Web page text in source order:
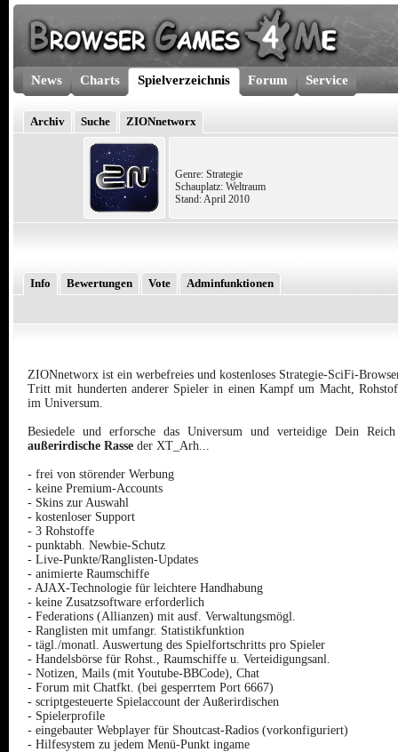
News Charts Spielverzeichnis Forum Service
Archiv Suche ZIONnetworx
Genre: Strategie
Schauplatz: Weltraum
Stand: April 2010
Info Bewertungen Vote Adminfunktionen
ZIONnetworx ist ein werbefreies und kostenloses Strategie-SciFi-
Tritt mit hunderten anderer Spieler in einen Kampf um Macht,
im Universum.
Besiedele und erforsche das Universum und verteidige Dein
außerirdische Rasse der XT_Arh...
- frei von störender Werbung
- keine Premium-Accounts
- Skins zur Auswahl
- kostenloser Support
- 3 Rohstoffe
- punktabh. Newbie-Schutz
- Live-Punkte/Ranglisten-Updates
- animierte Raumschiffe
- AJAX-Technologie für leichtere Handhabung
- keine Zusatzsoftware erforderlich
- Federations (Allianzen) mit ausf. Verwaltungsmögl.
- Ranglisten mit umfangr. Statistikfunktion
- tägl./monatl. Auswertung des Spielfortschritts pro Spieler
- Handelsbörse für Rohst., Raumschiffe u. Verteidigungsanl.
- Notizen, Mails (mit Youtube-BBCode), Chat
- Forum mit Chatfkt. (bei gesperrtem Port 6667)
- scriptgesteuerte Spielaccount der Außerirdischen
- Spielerprofile
- eingebauter Webplayer für Shoutcast-Radios (vorkonfiguriert)
- Hilfesystem zu jedem Menü-Punkt ingame